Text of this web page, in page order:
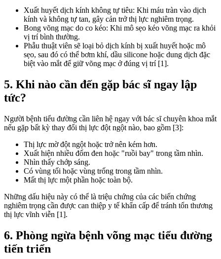
Xuất huyết dịch kính không tự tiêu: Khi máu tràn vào dịch
kính và không tự tan, gây cản trở thị lực nghiêm trọng.
Bong võng mạc do co kéo: Khi mô sẹo kéo võng mạc ra khỏi
vị trí bình thường.
Phẫu thuật viên sẽ loại bỏ dịch kính bị xuất huyết hoặc mô
sẹo, sau đó có thể bơm khí, dầu silicone hoặc dung dịch đặc
biệt vào mắt để giữ võng mạc ở đúng vị trí [1].
5. Khi nào cần đến gặp bác sĩ ngay lập
tức?
Người bệnh tiểu đường cần liên hệ ngay với bác sĩ chuyên khoa mắt
nếu gặp bất kỳ thay đổi thị lực đột ngột nào, bao gồm [3]:
Thị lực mờ đột ngột hoặc trở nên kém hơn.
Xuất hiện nhiều đốm đen hoặc "ruồi bay" trong tầm nhìn.
Nhìn thấy chớp sáng.
Có vùng tối hoặc vùng trống trong tầm nhìn.
Mất thị lực một phần hoặc toàn bộ.
Những dấu hiệu này có thể là triệu chứng của các biến chứng
nghiêm trọng cần được can thiệp y tế khẩn cấp để tránh tổn thương
thị lực vĩnh viễn [1].
6. Phòng ngừa bệnh võng mạc tiểu đường
tiến triển